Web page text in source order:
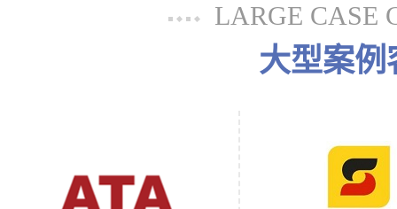
LARGE CASE
大型案例